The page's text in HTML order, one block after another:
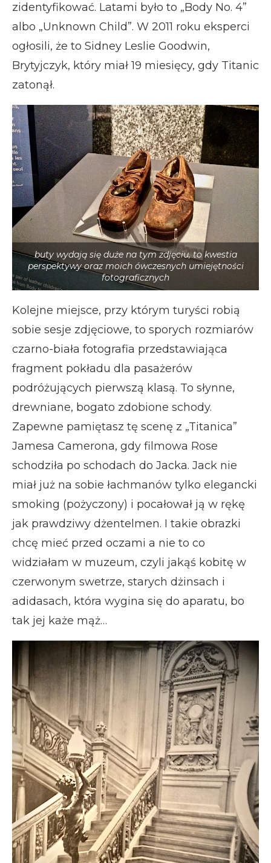
zidentyfikować. Latami było to „Body No. 4”
albo „Unknown Child”. W 2011 roku eksperci
ogłosili, że to Sidney Leslie Goodwin,
Brytyjczyk, który miał 19 miesięcy, gdy Titanic
zatonął.
buty wydają się duże na tym zdjęciu, to kwestia
perspektywy oraz moich ówczesnych umiejętności
fotograficznych
Kolejne miejsce, przy którym turyści robią
sobie sesje zdjęciowe, to sporych rozmiarów
czarno-biała fotografia przedstawiająca
fragment pokładu dla pasażerów
podróżujących pierwszą klasą. To słynne,
drewniane, bogato zdobione schody.
Zapewne pamiętasz tę scenę z „Titanica”
Jamesa Camerona, gdy filmowa Rose
schodziła po schodach do Jacka. Jack nie
miał już na sobie łachmanów tylko elegancki
smoking (pożyczony) i pocałował ją w rękę
jak prawdziwy dżentelmen. I takie obrazki
chcę mieć przed oczami a nie to co
widziałam w muzeum, czyli jakąś kobitę w
czerwonym swetrze, starych dżinsach i
adidasach, która wygina się do aparatu, bo
tak jej każe mąż…